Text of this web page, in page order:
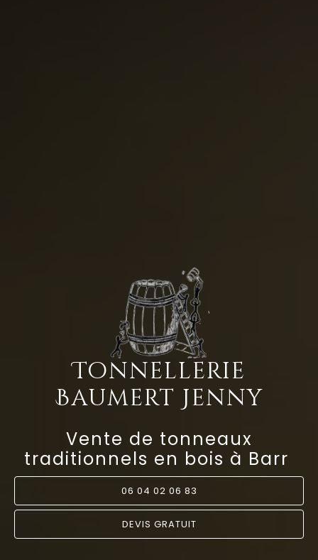
Tonnellerie
Baumert Jenny
Vente de tonneaux
traditionnels en bois à Barr
06 04 02 06 83
DEVIS GRATUIT